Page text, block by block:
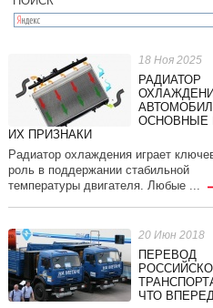
18 Ноя 2025
РАДИАТОР
ОСНОВНЫЕ
ИХ ПРИЗНАКИ
Радиатор охлаждения играет
роль в поддержании стабильной
температуры двигателя. Любые ...
20 Июн 2018
ПЕРЕВОД
ЧТО